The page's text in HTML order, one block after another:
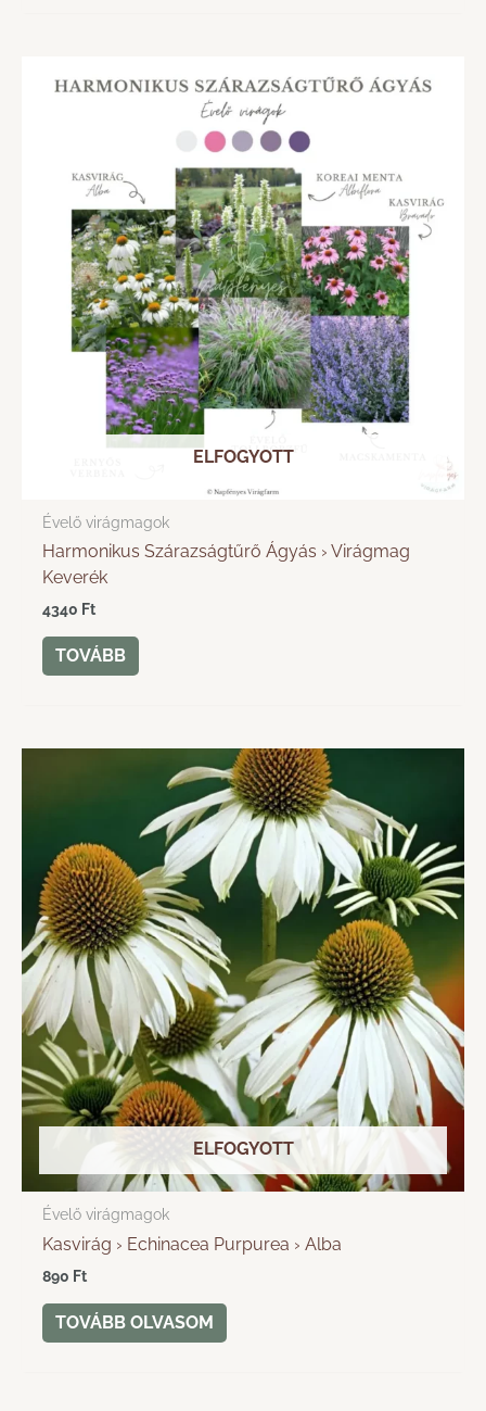
ELFOGYOTT
Évelő virágmagok
Harmonikus Szárazságtűrő Ágyás › Virágmag
Keverék
4340 Ft
TOVÁBB
ELFOGYOTT
Évelő virágmagok
Kasvirág › Echinacea Purpurea › Alba
890 Ft
TOVÁBB OLVASOM